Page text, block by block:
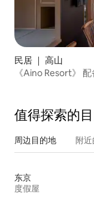
民居 ｜ 高山
《Aino Resort》
值得探索的
周边目的地 附
东京
度假屋